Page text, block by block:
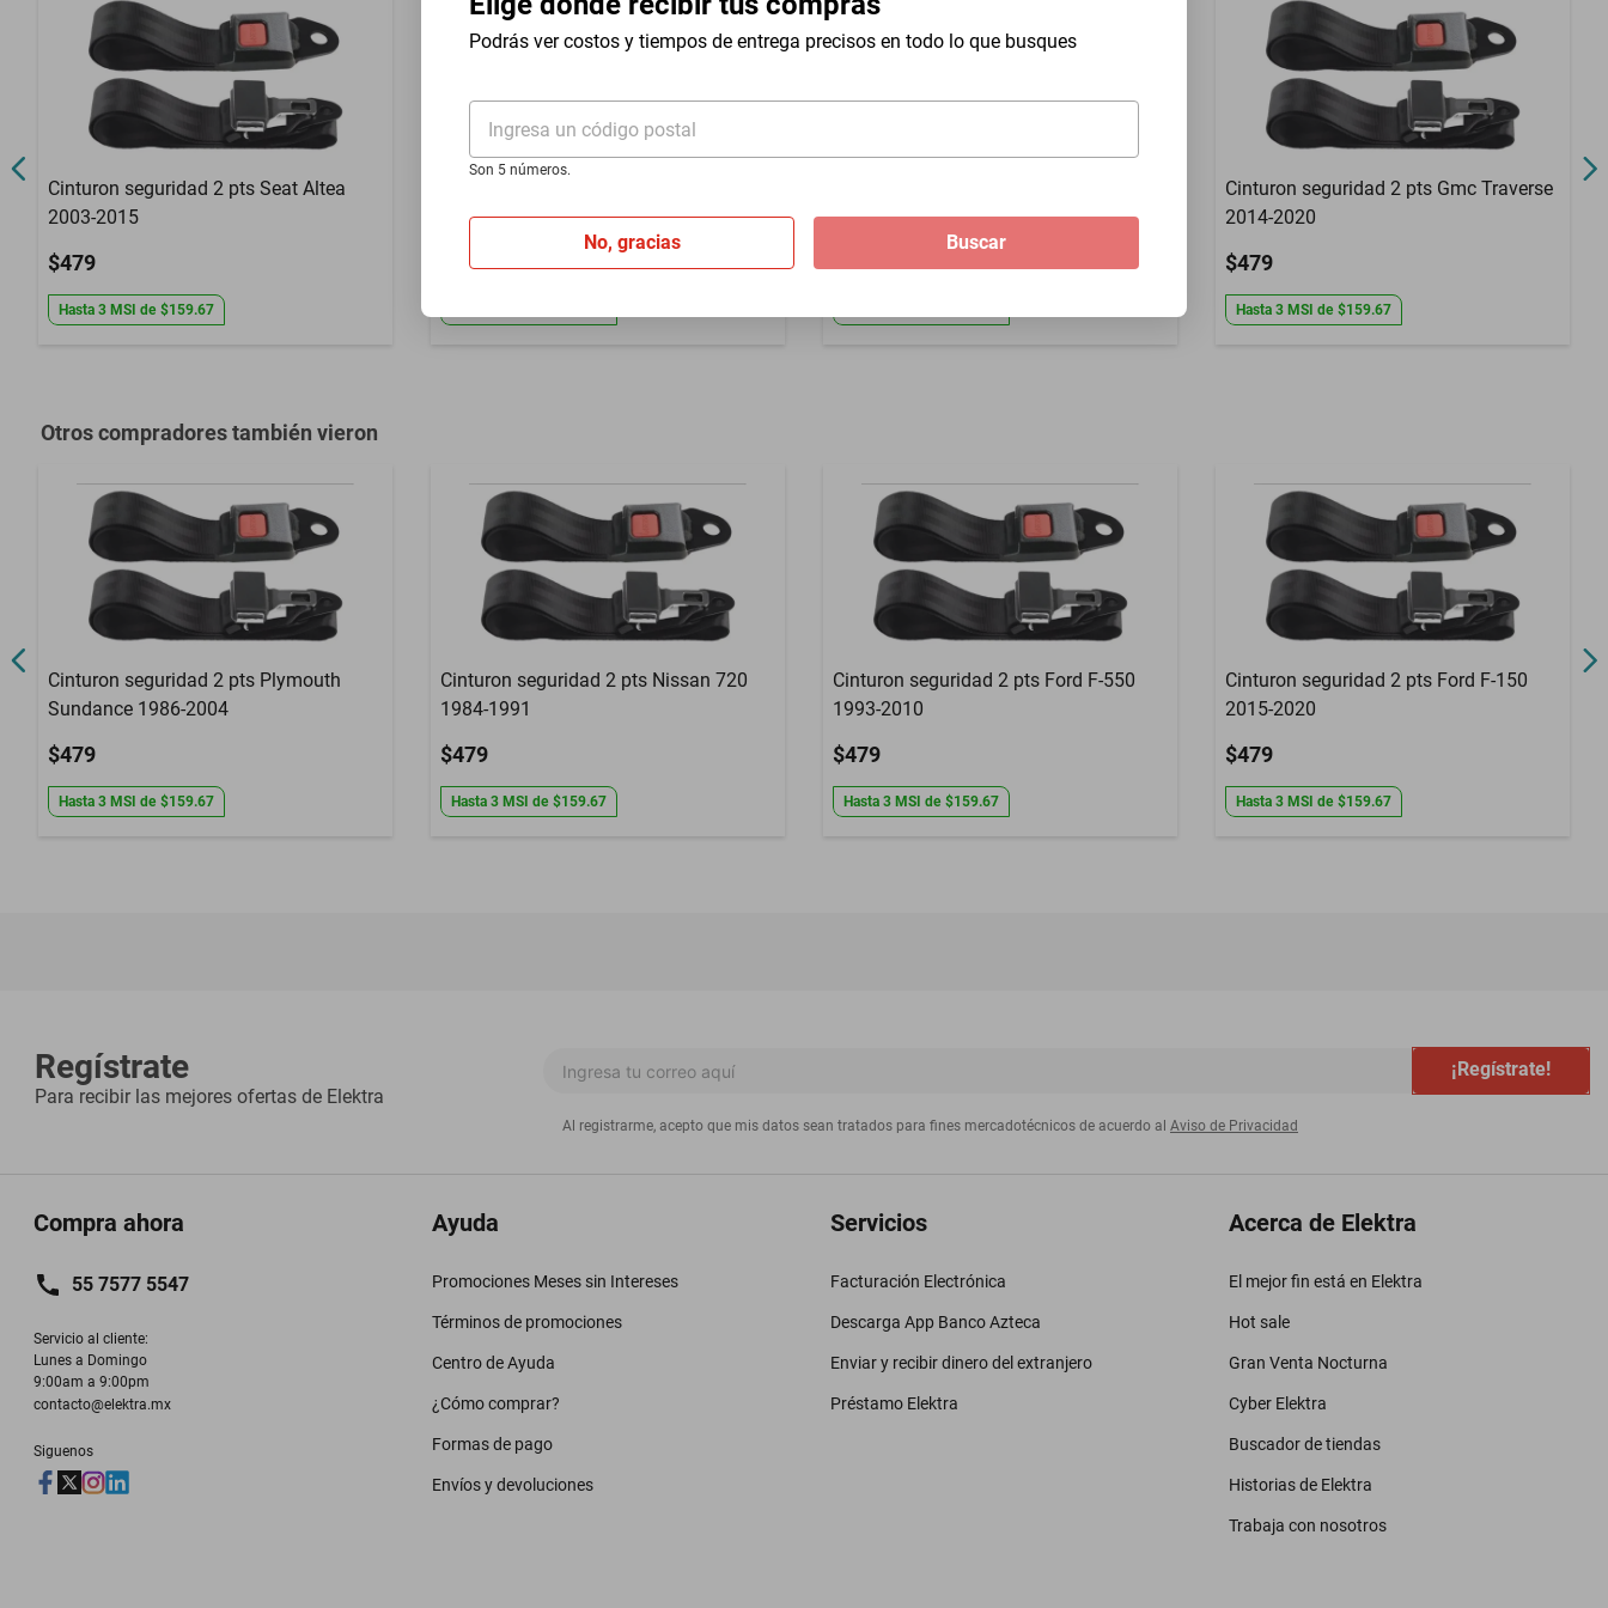
Podrás ver costos y tiempos de entrega precisos en todo lo que busques
Ingresa un código postal
Son 5 números.
No, gracias Buscar
1993 a 1997
Compatibilidad
Garantía con Proveedor 3 Meses de garantia por daño de fabrica
Cinturon seguridad 2 pts Seat Altea
2003-2015
$479
Hasta 3 MSI de $159.67
2004-2015
$479
1976-1982
$479
Cinturon seguridad 2 pts Gmc Traverse
2014-2020
$479
Hasta 3 MSI de $159.67
Otros compradores también vieron
Cinturon seguridad 2 pts Plymouth
Sundance 1986-2004
$479
Hasta 3 MSI de $159.67
Cinturon seguridad 2 pts Nissan 720
1984-1991
$479
Hasta 3 MSI de $159.67
Cinturon seguridad 2 pts Ford F-550
1993-2010
$479
Hasta 3 MSI de $159.67
Cinturon seguridad 2 pts Ford F-150
2015-2020
$479
Hasta 3 MSI de $159.67
Regístrate
Para recibir las mejores ofertas de Elektra
¡Regístrate!
Al registrarme, acepto que mis datos sean tratados para fines mercadotécnicos de acuerdo al Aviso de Privacidad
Compra ahora
55 7577 5547
Servicio al cliente:
Lunes a Domingo
9:00am a 9:00pm
contacto@elektra.mx
Siguenos
Ayuda
Promociones Meses sin Intereses
Términos de promociones
Centro de Ayuda
¿Cómo comprar?
Formas de pago
Envíos y devoluciones
Servicios
Facturación Electrónica
Descarga App Banco Azteca
Enviar y recibir dinero del extranjero
Préstamo Elektra
Acerca de Elektra
El mejor fin está en Elektra
Hot sale
Gran Venta Nocturna
Cyber Elektra
Buscador de tiendas
Historias de Elektra
Trabaja con nosotros